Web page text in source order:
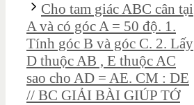
Cho tam giác ABC cân tại
A và có góc A = 50 độ. 1.
Tính góc B và góc C. 2. Lấy
D thuộc AB , E thuộc AC
sao cho AD = AE. CM : DE
// BC GIẢI BÀI GIÚP TỚ